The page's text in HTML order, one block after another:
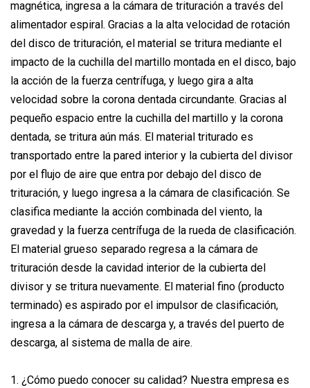
magnética, ingresa a la cámara de trituración a través del
alimentador espiral. Gracias a la alta velocidad de rotación
del disco de trituración, el material se tritura mediante el
impacto de la cuchilla del martillo montada en el disco, bajo
la acción de la fuerza centrífuga, y luego gira a alta
velocidad sobre la corona dentada circundante. Gracias al
pequeño espacio entre la cuchilla del martillo y la corona
dentada, se tritura aún más. El material triturado es
transportado entre la pared interior y la cubierta del divisor
por el flujo de aire que entra por debajo del disco de
trituración, y luego ingresa a la cámara de clasificación. Se
clasifica mediante la acción combinada del viento, la
gravedad y la fuerza centrífuga de la rueda de clasificación.
El material grueso separado regresa a la cámara de
trituración desde la cavidad interior de la cubierta del
divisor y se tritura nuevamente. El material fino (producto
terminado) es aspirado por el impulsor de clasificación,
ingresa a la cámara de descarga y, a través del puerto de
descarga, al sistema de malla de aire.
1. ¿Cómo puedo conocer su calidad? Nuestra empresa es